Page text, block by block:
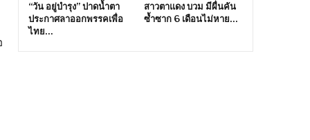
“วัน อยู่บำรุง” ปาดน้ำตา
ประกาศลาออกพรรคเพื่อ
ไทย…
สาวตาแดง บวม มีผื่นคัน
ซ้ำซาก 6 เดือนไม่หาย…